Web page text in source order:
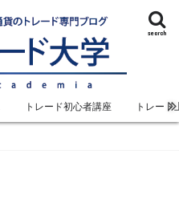
search
トレード初心者講座 トレード